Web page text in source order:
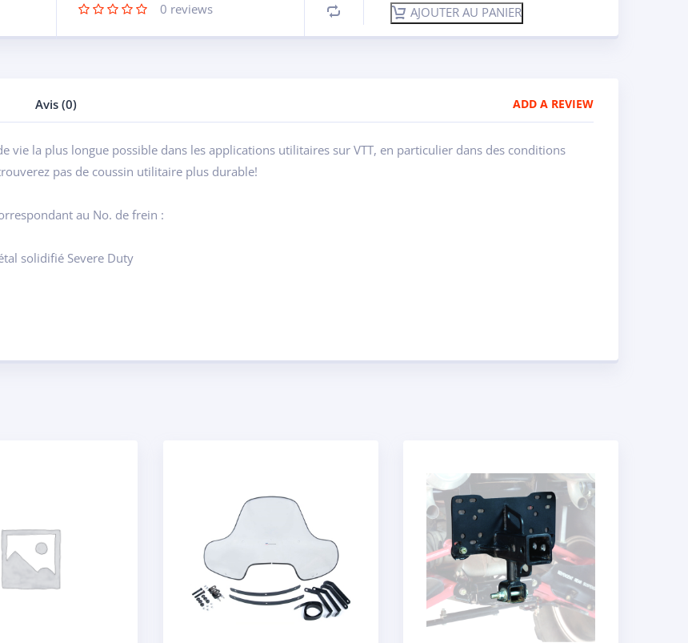
0 reviews AJOUTER AU PANIER
Avis (0) ADD A REVIEW
vie la plus longue possible dans les applications utilitaires sur VTT, en particulier dans des conditions
pas de coussin utilitaire plus durable!
au No. de frein :
solidifié Severe Duty